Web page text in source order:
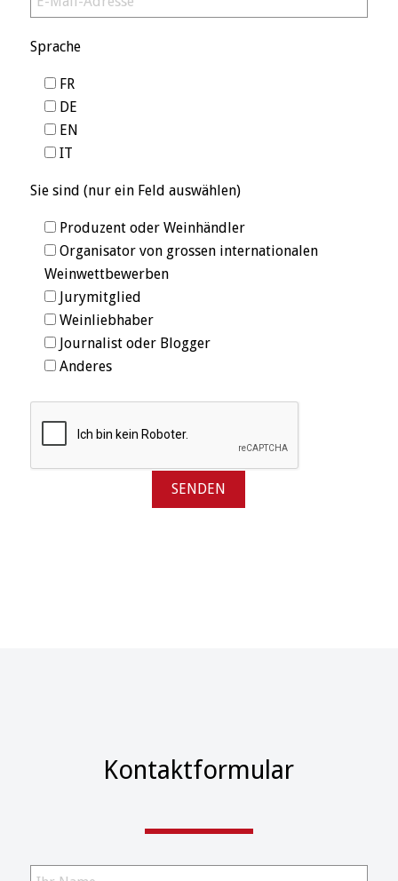
Sprache
FR
DE
EN
IT
Sie sind (nur ein Feld auswählen)
Produzent oder Weinhändler
Organisator von grossen internationalen
Weinwettbewerben
Jurymitglied
Weinliebhaber
Journalist oder Blogger
Anderes
Kontaktformular